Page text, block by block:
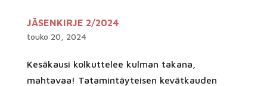
JÄSENKIRJE 2/2024
touko 20, 2024
Kesäkausi kolkuttelee kulman takana,
mahtavaa! Tatamintäyteisen kevätkauden